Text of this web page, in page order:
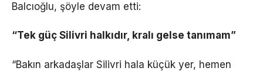
Balcıoğlu, şöyle devam etti:
“Tek güç Silivri halkıdır, kralı gelse tanımam”
“Bakın arkadaşlar Silivri hala küçük yer, hemen